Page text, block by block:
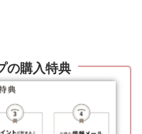
の購入特典